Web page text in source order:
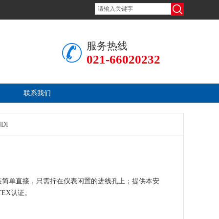
服务热线
021-66020232
联系我们
单直接，只需拧在仪表闲置的进线孔上；提供本安
认证。